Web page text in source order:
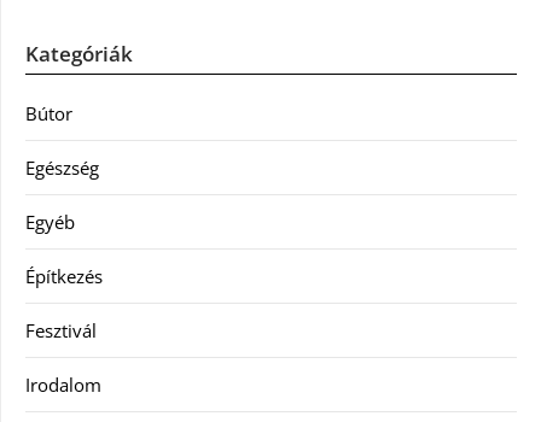
Kategóriák
Bútor
Egészség
Egyéb
Építkezés
Fesztivál
Irodalom